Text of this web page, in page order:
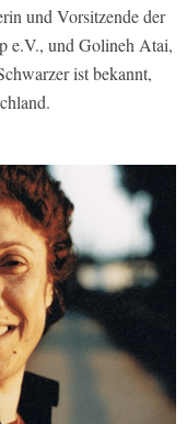
und Vorsitzende der
e.V., und Golineh Atai,
ist bekannt,